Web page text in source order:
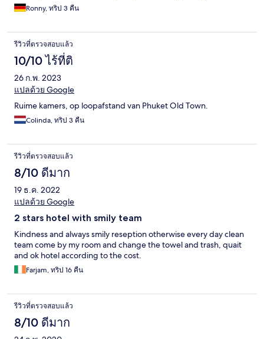
Ronny, ทริป 3 คืน
รีวิวที่ตรวจสอบแล้ว
10/10 ไร้ที่ติ
26 ก.พ. 2023
แปลด้วย Google
Ruime kamers, op loopafstand van Phuket Old Town.
Colinda, ทริป 3 คืน
รีวิวที่ตรวจสอบแล้ว
8/10 ดีมาก
19 ธ.ค. 2022
แปลด้วย Google
2 stars hotel with smily team
Kindness and always smily reseption otherwise every day clean
team come by my room and change the towel and trash, quait
and ok hotel according to the cost.
Farjam, ทริป 16 คืน
รีวิวที่ตรวจสอบแล้ว
8/10 ดีมาก